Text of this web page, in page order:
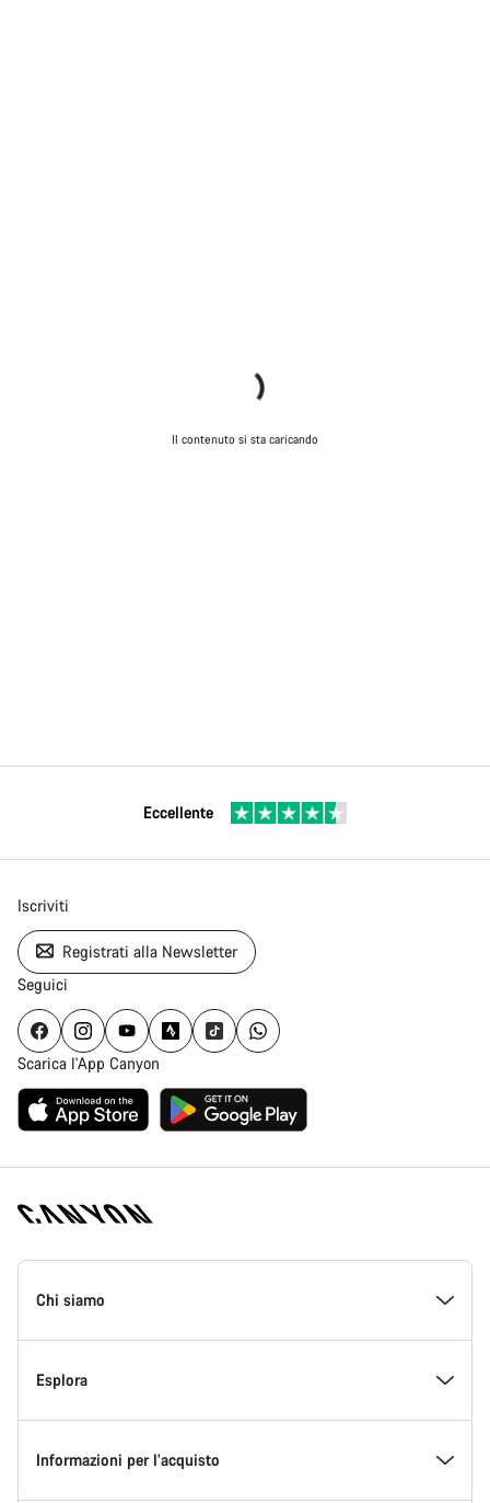
Il contenuto si sta caricando
Eccellente
Iscriviti
Registrati alla Newsletter
Seguici
Scarica l'App Canyon
Piè
Home
Chi siamo
All’interno di Canyon
Innovazione in Canyon
Esplora
Eventi
Informazioni per l’acquisto